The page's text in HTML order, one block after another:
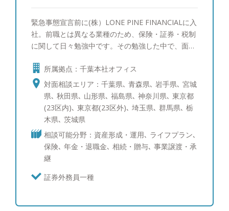
緊急事態宣言前に(株）LONE PINE FINANCIALに入
社。前職とは異なる業種のため、保険・証券・税制
に関して日々勉強中です。その勉強した中で、面白
じたことを皆様にも実感してもらえるようお伝えし
ていければと思います。 【以下のようなことを感
じたことがある方、是非一度ご相談ください】 ・
お金の不安を先延ばしにしてしまっている ・貯蓄
を考えているが、なかなか上手く貯められない ・
将来必要になるかもしれないお金の金額が分からな
い ・月々の支出の管理に苦手意識がある ・そもそ
も何を相談したらよいかわからない 【趣味】 キャ
ンプ（一年を通してキャンプに行っております。キ
ャンプ好きな方、是非キャンプ話を交えてお話しし
所属拠点：千葉本社オフィス
対面相談エリア：千葉県､ 青森県､ 岩手県､ 宮城
県､ 秋田県､ 山形県､ 福島県､ 神奈川県､ 東京都
(23区内)､ 東京都(23区外)､ 埼玉県､ 群馬県､ 栃
木県､ 茨城県
相談可能分野：資産形成・運用､ ライフプラン､
保険､ 年金・退職金､ 相続・贈与､ 事業譲渡・承
継
証券外務員一種